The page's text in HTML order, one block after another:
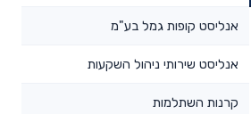
אנליסט קופות גמל בע"מ
אנליסט שירותי ניהול השקעות
קרנות השתלמות